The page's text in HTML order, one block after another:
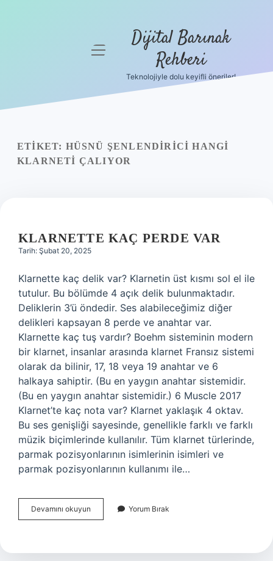
Yasal Uyarı
menüyü
Dijital Barınak
Rehberi
Teknolojiyle dolu keyifli öneriler!
ETIKET: HÜSNÜ ŞENLENDIRICI HANGI
KLARNETI ÇALIYOR
KLARNETTE KAÇ PERDE VAR
Tarih: Şubat 20, 2025
Klarnette kaç delik var? Klarnetin üst kısmı sol el ile
tutulur. Bu bölümde 4 açık delik bulunmaktadır.
Deliklerin 3’ü öndedir. Ses alabileceğimiz diğer
delikleri kapsayan 8 perde ve anahtar var.
Klarnette kaç tuş vardır? Boehm sisteminin modern
bir klarnet, insanlar arasında klarnet Fransız sistemi
olarak da bilinir, 17, 18 veya 19 anahtar ve 6
halkaya sahiptir. (Bu en yaygın anahtar sistemidir.
(Bu en yaygın anahtar sistemidir.) 6 Muscle 2017
Klarnet’te kaç nota var? Klarnet yaklaşık 4 oktav.
Bu ses genişliği sayesinde, genellikle farklı ve farklı
müzik biçimlerinde kullanılır. Tüm klarnet türlerinde,
parmak pozisyonlarının isimlerinin isimleri ve
parmak pozisyonlarının kullanımı ile…
Devamını okuyun Klarnette
Kaç
Yorum Bırak